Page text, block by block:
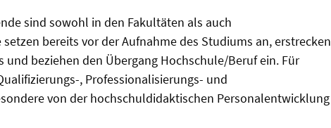
sind sowohl in den Fakultäten als auch
bereits vor der Aufnahme des Studiums an, erstrecken
beziehen den Übergang Hochschule/Beruf ein. Für
, Professionalisierungs- und
von der hochschuldidaktischen Personalentwicklung